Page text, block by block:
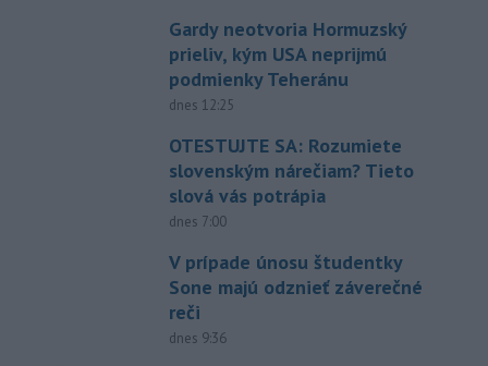
Gardy neotvoria Hormuzský
prieliv, kým USA neprijmú
podmienky Teheránu
dnes 12:25
OTESTUJTE SA: Rozumiete
slovenským nárečiam? Tieto
slová vás potrápia
dnes 7:00
V prípade únosu študentky
Sone majú odznieť záverečné
reči
dnes 9:36